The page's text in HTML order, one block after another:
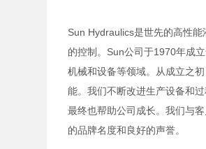
Sun Hydraulics是世先的高性
的控制。Sun公司于1970年成
机械和设备等领域。从成立之
能。我们不断改进生产设备和
最终也帮助公司成长。我们与
的品牌名度和良好的声誉。